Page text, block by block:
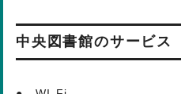
中央図書館のサービス